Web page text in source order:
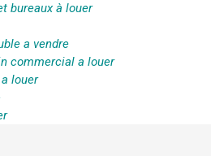
bureaux à louer
a vendre
commercial a louer
louer